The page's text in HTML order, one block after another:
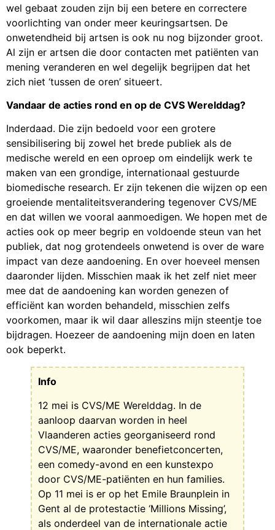
wel gebaat zouden zijn bij een betere en correctere
voorlichting van onder meer keuringsartsen. De
onwetendheid bij artsen is ook nu nog bijzonder groot.
Al zijn er artsen die door contacten met patiënten van
mening veranderen en wel degelijk begrijpen dat het
zich niet ‘tussen de oren’ situeert.
Vandaar de acties rond en op de CVS Werelddag?
Inderdaad. Die zijn bedoeld voor een grotere
sensibilisering bij zowel het brede publiek als de
medische wereld en een oproep om eindelijk werk te
maken van een grondige, internationaal gestuurde
biomedische research. Er zijn tekenen die wijzen op een
groeiende mentaliteitsverandering tegenover CVS/ME
en dat willen we vooral aanmoedigen. We hopen met de
acties ook op meer begrip en voldoende steun van het
publiek, dat nog grotendeels onwetend is over de ware
impact van deze aandoening. En over hoeveel mensen
daaronder lijden. Misschien maak ik het zelf niet meer
mee dat de aandoening kan worden genezen of
efficiënt kan worden behandeld, misschien zelfs
voorkomen, maar ik wil daar alleszins mijn steentje toe
bijdragen. Hoezeer de aandoening mijn doen en laten
ook beperkt.
Info
12 mei is CVS/ME Werelddag. In de
aanloop daarvan worden in heel
Vlaanderen acties georganiseerd rond
CVS/ME, waaronder benefietconcerten,
een comedy-avond en een kunstexpo
door CVS/ME-patiënten en hun families.
Op 11 mei is er op het Emile Braunplein in
Gent al de protestactie ‘Millions Missing’,
als onderdeel van de internationale actie